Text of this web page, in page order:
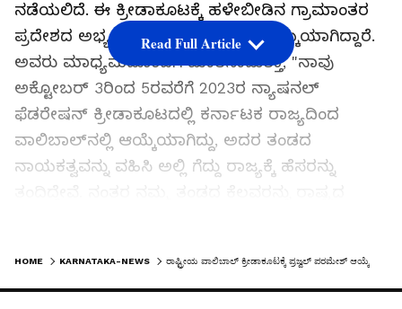
ನಡೆಯಲಿದೆ. ಈ ಕ್ರೀಡಾಕೂಟಕ್ಕೆ ಹಳೇಬೀಡಿನ ಗ್ರಾಮಾಂತರ
ಪ್ರದೇಶದ ಅಭ್ಯರ್ಥಿ ಪ್ರಜ್ವಲ್ ಪರಮೇಶ್ ಆಯ್ಕೆಯಾಗಿದ್ದಾರೆ.
ಅವರು ಮಾಧ್ಯಮದೊಂದಿಗೆ ಮಾತನಾಡುತ್ತಾ, "ನಾವು
ಅಕ್ಟೋಬರ್ 3ರಿಂದ 5ರವರೆಗೆ 2023ರ ನ್ಯಾಷನಲ್
ಫೆಡರೇಷನ್ ಕ್ರೀಡಾಕೂಟದಲ್ಲಿ ಕರ್ನಾಟಕ ರಾಜ್ಯದಿಂದ
ವಾಲಿಬಾಲ್‌ನಲ್ಲಿ ಆಯ್ಕೆಯಾಗಿದ್ದು, ಅದರ ತಂಡದ
ನಾಯಕತ್ವವನ್ನು ವಹಿಸಿ ಅಲ್ಲಿ ಗೆದ್ದು ರಾಜ್ಯಕ್ಕೆ ಹೆಸರನ್ನು
ತರಬೇತುದಾರರಾದ ರಾಧಾಕೃಷ್ಣನ್ ಅವರ ಮಾರ್ಗದರ್ಶನ
ನಮ್ಮ ಈ ಸಾಧನೆಗೆ ಕಾರಣ ಎಂದು ಸ್ಮರಿಸಿದರು. ಪ್ರಜ್ವಲ್‌
Read Full Article
HOME KARNATAKA-NEWS ರಾಷ್ಟ್ರೀಯ ವಾಲಿಬಾಲ್‌ ಕ್ರೀಡಾಕೂಟಕ್ಕೆ ಪ್ರಜ್ವಲ್‌ ಪರಮೇಶ್‌ ಆಯ್ಕೆ